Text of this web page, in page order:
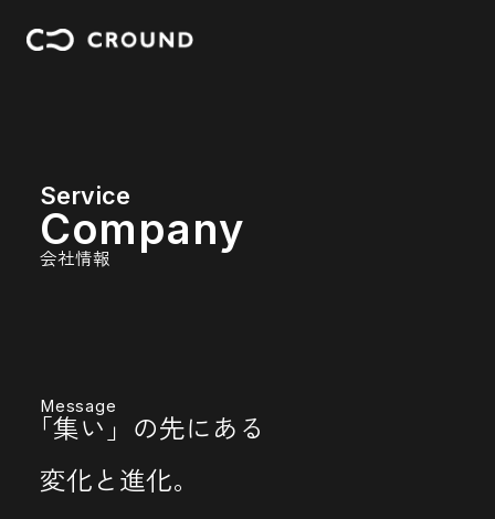
Service
Company
会社情報
Message
「集い」の先にある
変化と進化。